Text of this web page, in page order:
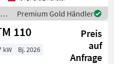
- mit 3000
Premium Gold Händler
110
Preis
auf
Anfrage
kW Bj. 2026